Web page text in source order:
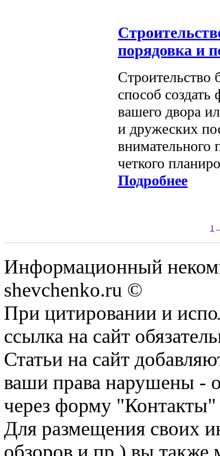
порядовка и
способ
вашего двора
и дружеских
внимательного
четкого
Подробнее
1
Информационный
shevchenko.ru ©
При цитировании и
ссылка на сайт
Статьи на сайт
ваши права нарушены -
через форму "Контакты"
Для размещения своих